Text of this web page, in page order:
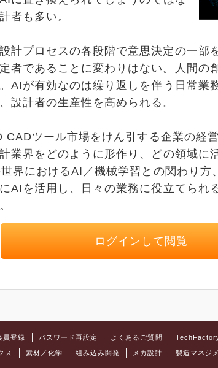
者も多い。
計プロセスの各段階で意思決定の一部
者であることに変わりはない。人間の
AIが有効なのは繰り返しを伴う日常業
設計者の生産性を高められる。
ツール市場をけん引する企業の経
業界をどのように形作り、どの領域に
界におけるAI／機械学習との関わり
AIを活用し、日々の業務に役立てられ
ログインして閲覧
員登録 パスワード再設定 よくあるご質問
ス 素材／化学 組み込み開発 メカ設計 製造マネジ